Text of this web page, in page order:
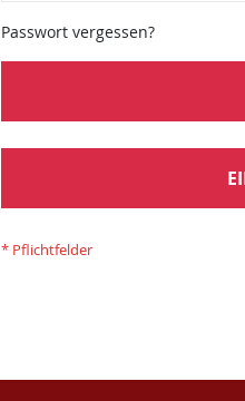
Passwort vergessen?